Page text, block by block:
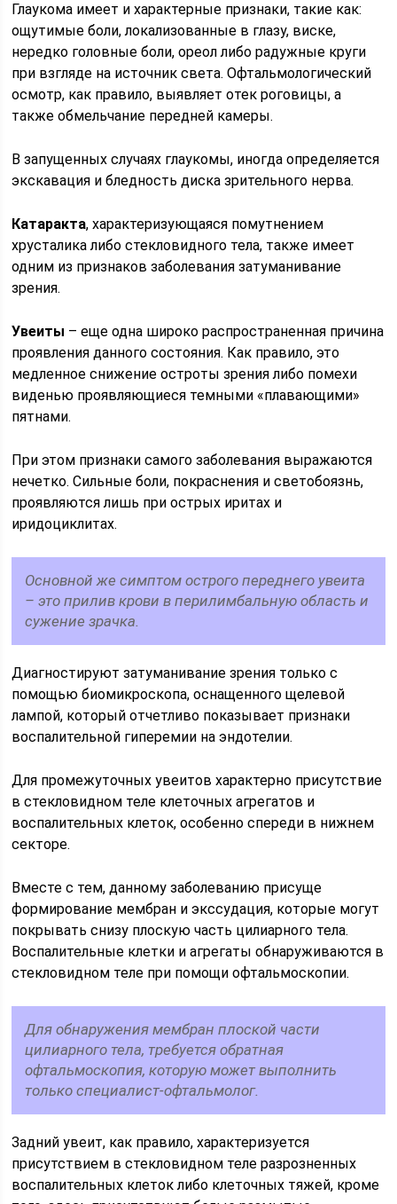
Глаукома имеет и характерные признаки, такие как:
ощутимые боли, локализованные в глазу, виске,
нередко головные боли, ореол либо радужные круги
при взгляде на источник света. Офтальмологический
осмотр, как правило, выявляет отек роговицы, а
также обмельчание передней камеры.
В запущенных случаях глаукомы, иногда определяется
экскавация и бледность диска зрительного нерва.
Катаракта, характеризующаяся помутнением
хрусталика либо стекловидного тела, также имеет
одним из признаков заболевания затуманивание
зрения.
Увеиты – еще одна широко распространенная причина
проявления данного состояния. Как правило, это
медленное снижение остроты зрения либо помехи
виденью проявляющиеся темными «плавающими»
пятнами.
При этом признаки самого заболевания выражаются
нечетко. Сильные боли, покраснения и светобоязнь,
проявляются лишь при острых иритах и
иридоциклитах.
Основной же симптом острого переднего увеита
– это прилив крови в перилимбальную область и
сужение зрачка.
Диагностируют затуманивание зрения только с
помощью биомикроскопа, оснащенного щелевой
лампой, который отчетливо показывает признаки
воспалительной гиперемии на эндотелии.
Для промежуточных увеитов характерно присутствие
в стекловидном теле клеточных агрегатов и
воспалительных клеток, особенно спереди в нижнем
секторе.
Вместе с тем, данному заболеванию присуще
формирование мембран и экссудация, которые могут
покрывать снизу плоскую часть цилиарного тела.
Воспалительные клетки и агрегаты обнаруживаются в
стекловидном теле при помощи офтальмоскопии.
Для обнаружения мембран плоской части
цилиарного тела, требуется обратная
офтальмоскопия, которую может выполнить
только специалист-офтальмолог.
Задний увеит, как правило, характеризуется
присутствием в стекловидном теле разрозненных
воспалительных клеток либо клеточных тяжей, кроме